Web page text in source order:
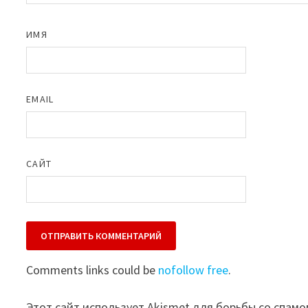
ИМЯ
EMAIL
САЙТ
Comments links could be nofollow free.